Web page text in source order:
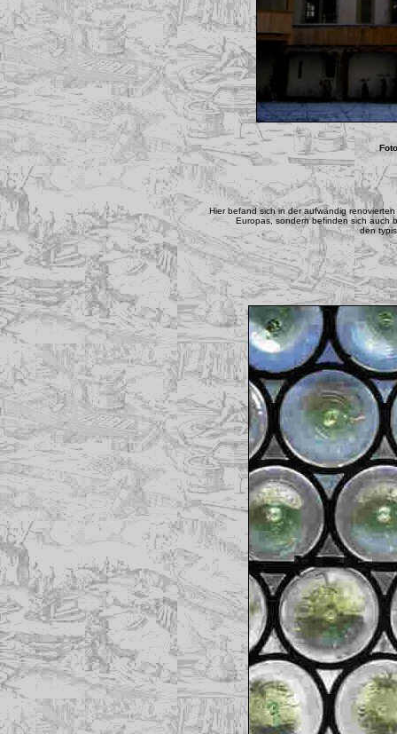
Hier befand sich in der aufwändig
Europas, sondern befinden sich auch
den